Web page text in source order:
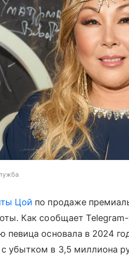
Цой по продаже
Как сообщает
певица основала в 2024
убытком в 3,5 миллиона